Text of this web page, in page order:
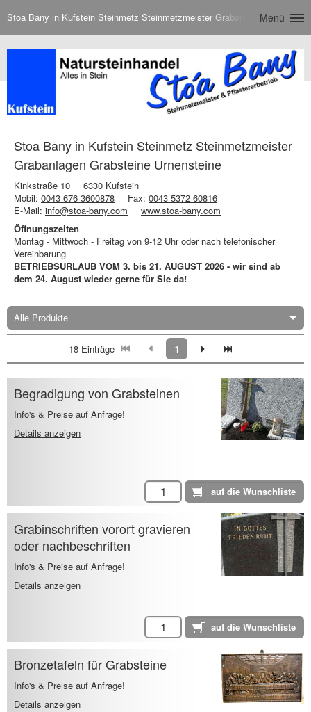
Stoa Bany in Kufstein Steinmetz Steinmetzmeister GrabanlagenMenü
Stoa Bany in Kufstein Steinmetz Steinmetzmeister
Grabanlagen Grabsteine Urnensteine
Kinkstraße 10
6330 Kufstein
Mobil: 0043 676 3600878 Fax: 0043 5372 60816
E-Mail: info@stoa-bany.com
www.stoa-bany.com
Öffnungszeiten
Montag - Mittwoch - Freitag von 9-12 Uhr oder nach telefonischer
Vereinbarung
BETRIEBSURLAUB VOM 3. bis 21. AUGUST 2026 - wir sind ab
dem 24. August wieder gerne für Sie da!
Alle Produkte
18 Einträge 1
Begradigung von Grabsteinen
Info's & Preise auf Anfrage!
Details anzeigen
Grabinschriften vorort gravieren
oder nachbeschriften
Info's & Preise auf Anfrage!
Details anzeigen
Bronzetafeln für Grabsteine
Info's & Preise auf Anfrage!
Details anzeigen